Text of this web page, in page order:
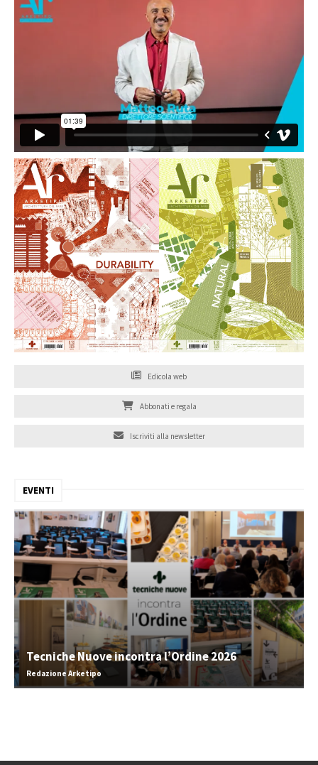
Edicola web
Abbonati e regala
Iscriviti alla newsletter
EVENTI
Tecniche Nuove incontra l’Ordine 2026
Redazione Arketipo